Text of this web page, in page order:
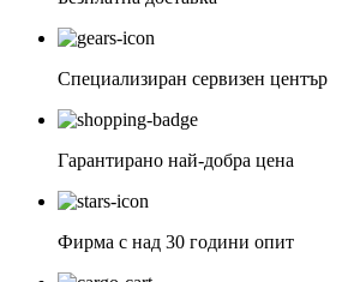
Специализиран сервизен център
Гарантирано най-добра цена
Фирма с над 30 години опит